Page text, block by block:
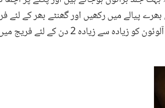
پیالے میں رکھیں اور گھنٹے بھر کے
فریج میں محفوظ رکھا جاسکتا ہے۔